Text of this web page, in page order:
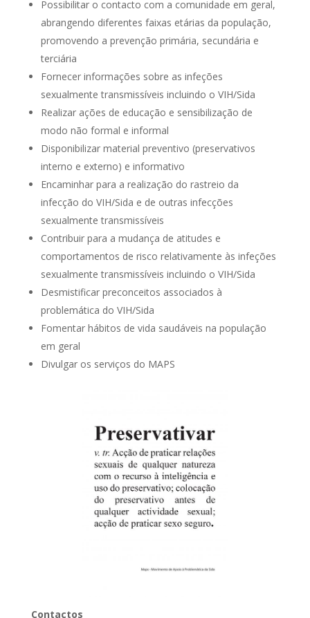
Possibilitar o contacto com a comunidade em geral,
abrangendo diferentes faixas etárias da população,
promovendo a prevenção primária, secundária e
terciária
Fornecer informações sobre as infeções
sexualmente transmissíveis incluindo o VIH/Sida
Realizar ações de educação e sensibilização de
modo não formal e informal
Disponibilizar material preventivo (preservativos
interno e externo) e informativo
Encaminhar para a realização do rastreio da
infecção do VIH/Sida e de outras infecções
sexualmente transmissíveis
Contribuir para a mudança de atitudes e
comportamentos de risco relativamente às infeções
sexualmente transmissíveis incluindo o VIH/Sida
Desmistificar preconceitos associados à
problemática do VIH/Sida
Fomentar hábitos de vida saudáveis na população
em geral
Divulgar os serviços do MAPS
Contactos